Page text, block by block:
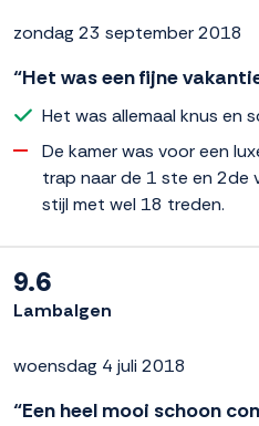
zondag 23 september 2018
“Het was een fijne
Het was allemaal knus en
De kamer was voor een
trap naar de 1 ste en 2de
stijl met wel 18 treden.
9.6
Lambalgen
woensdag 4 juli 2018
“Een heel mooi schoon